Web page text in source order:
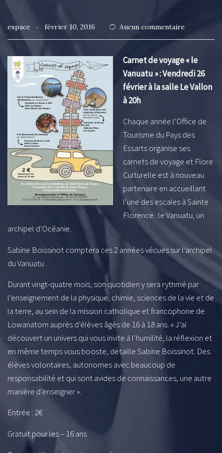
espace février 10, 2016 Aucun commentaire
Carnet de voyage « le
Vanuatu » : Vendredi 26
février à la salle Le Vallon
à 20h
Chaque année l’Office de
Tourisme du Pays des
Essarts organise ses
carnets de voyage et Flore
Culturelle est à nouveau
partenaire en accueillant
l’une des escales à Sainte
Florence : le Vanuatu, un
archipel d’Océanie.
Sabine Boissinot comptera ces 2 années vécues sur l’archipel
du Vanuatu .
Durant vingt-quatre mois, son quotidien y sera rythmé par
l’enseignement de la physique, chimie, sciences de la vie et de
la terre, au sein de la mission catholique et francophone de
Lowanatom auprès d’élèves âgés de 16 à 18 ans. « J’ai
découvert un univers qui vous invite à l’humilité, la réflexion et
en même temps vous booste, détaille Sabine Boissinot. Des
élèves volontaires, autonomes avec beaucoup de
responsabilité et qui sont avides de connaissances, une autre
manière d’enseigner ».
Entrée : 2€
Gratuit pour les – 16 ans